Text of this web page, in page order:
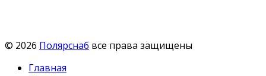
© 2026 Полярснаб все права защищены
Главная